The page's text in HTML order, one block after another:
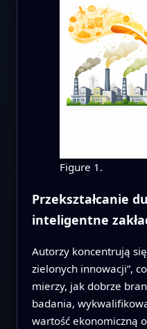
Figure 1.
Przekształcanie
inteligentne
Autorzy koncentrują
zielonych innowacji”,
mierzy, jak dobrze
badania,
wartość ekonomiczną